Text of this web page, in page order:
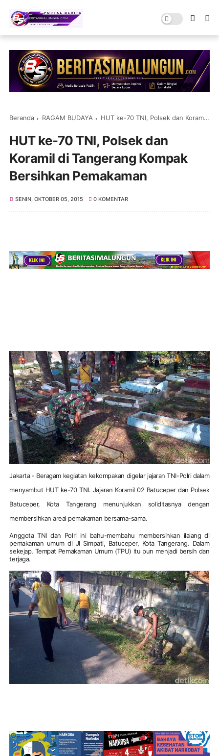
Beranda RAGAM BUDAYA HUT ke-70 TNI, Polsek dan Koramil di Tangerang Kompak Bersihkan Pemakaman
HUT ke-70 TNI, Polsek dan
Koramil di Tangerang Kompak
Bersihkan Pemakaman
SENIN, OKTOBER 05, 2015 0 KOMENTAR
Jakarta- Beragam kegiatan kekompakan digelar jajaran TNI-Polri dalam
menyambut HUT ke-70 TNI. Jajaran Koramil 02 Batuceper dan Polsek
Batuceper, Kota Tangerang menunjukkan soliditasnya dengan
membersihkan areal pemakaman bersama-sama.
Anggota TNI dan Polri ini bahu-membahu membersihkan ilalang di
pemakaman umum di Jl Simpati, Batuceper, Kota Tangerang. Dalam
sekejap, Tempat Pemakaman Umum (TPU) itu pun menjadi bersih dan
terjaga.